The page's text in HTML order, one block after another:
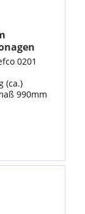
0201
(ca.)
990mm